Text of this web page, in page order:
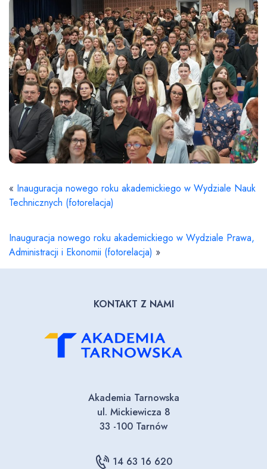
« Inauguracja nowego roku akademickiego w Wydziale Nauk
Technicznych (fotorelacja)
Inauguracja nowego roku akademickiego w Wydziale Prawa,
Administracji i Ekonomii (fotorelacja) »
KONTAKT Z NAMI
Akademia Tarnowska
ul. Mickiewicza 8
33 -100 Tarnów
14 63 16 620